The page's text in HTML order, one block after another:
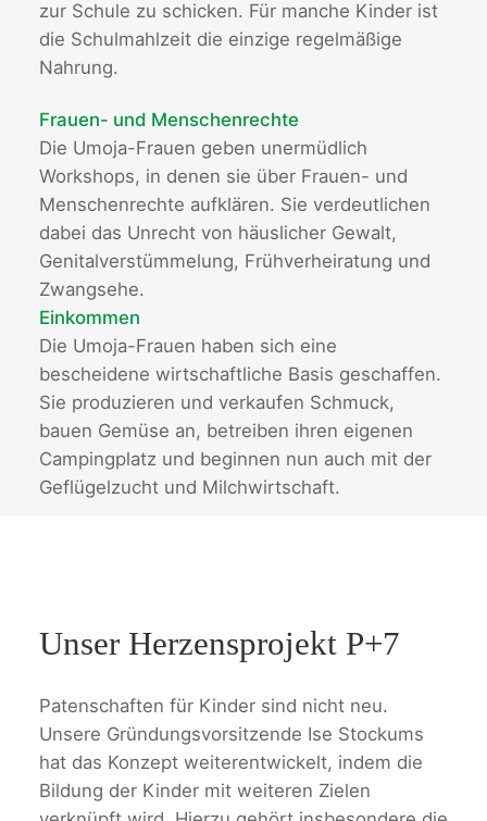
zur Schule zu schicken. Für manche Kinder ist
die Schulmahlzeit die einzige regelmäßige
Nahrung.
Frauen- und Menschenrechte
Die Umoja-Frauen geben unermüdlich
Workshops, in denen sie über Frauen- und
Menschenrechte aufklären. Sie verdeutlichen
dabei das Unrecht von häuslicher Gewalt,
Genitalverstümmelung, Frühverheiratung und
Zwangsehe.
Einkommen
Die Umoja-Frauen haben sich eine
bescheidene wirtschaftliche Basis geschaffen.
Sie produzieren und verkaufen Schmuck,
bauen Gemüse an, betreiben ihren eigenen
Campingplatz und beginnen nun auch mit der
Geflügelzucht und Milchwirtschaft.
Unser Herzensprojekt P+7
Patenschaften für Kinder sind nicht neu.
Unsere Gründungsvorsitzende Ise Stockums
hat das Konzept weiterentwickelt, indem die
Bildung der Kinder mit weiteren Zielen